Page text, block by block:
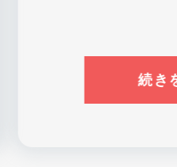
続き